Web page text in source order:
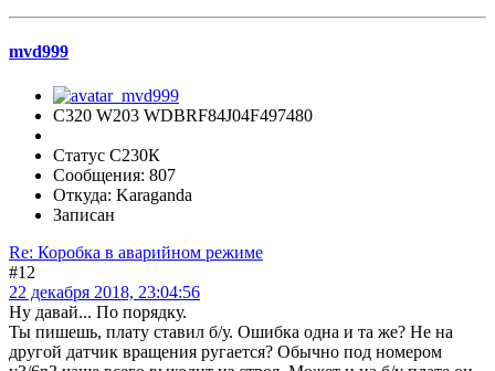
mvd999
C320 W203 WDBRF84J04F497480
Статус С230К
Сообщения: 807
Откуда: Karaganda
Записан
Re: Коробка в аварийном режиме
#12
22 декабря 2018, 23:04:56
Ну давай... По порядку.
Ты пишешь, плату ставил б/у. Ошибка одна и та же? Не на
другой датчик вращения ругается? Обычно под номером